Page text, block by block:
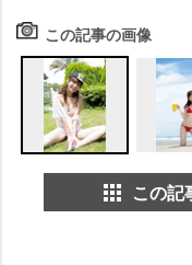
この記事の画像
この記